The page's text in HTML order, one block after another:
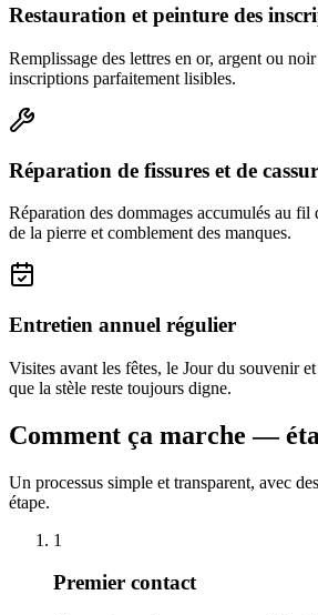
Restauration et peinture des
Remplissage des lettres en or, argent ou
inscriptions parfaitement lisibles.
Réparation de fissures et de
Réparation des dommages accumulés au fil
de la pierre et comblement des manques.
Entretien annuel régulier
Visites avant les fêtes, le Jour du souvenir
que la stèle reste toujours digne.
Comment ça marche —
Un processus simple et transparent, avec
étape.
1
Premier contact